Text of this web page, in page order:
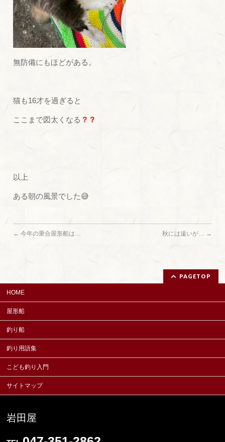
無防備にもほどがある。
猫も16才を過ぎると
ここまで図太くなる ？？
以上
ある朝の風景でした😅
← 今年の乗合屋形船は… 秋には遠いが… →
PAGETOP
HOME
屋形船
釣り船
釣り用語集
こども釣り入門
サイトマップ
岩田屋